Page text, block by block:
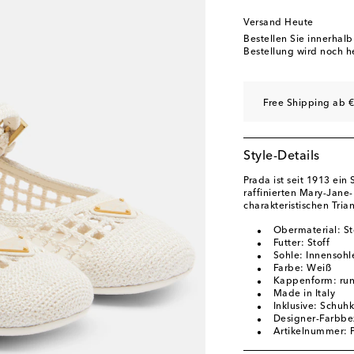
EU 40.5 Auf die
Auf die
Versand Heute
Bestellen Sie
Bestellung wird noch
Free Shipping ab
Style-Details
Prada ist seit 1913 ein
raffinierten Mary-
charakteristischen
Obermaterial:
Futter: Stoff
Sohle:
Farbe: Weiß
Kappenform:
Made in Italy
Inklusive:
Designer-
Artikelnummer: